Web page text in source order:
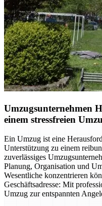
Umzugsunternehmen
einem stressfreien
Ein Umzug ist eine
Unterstützung zu einem
zuverlässiges
Planung, Organisation und
Wesentliche konzentrieren
Geschäftsadresse: Mit
Umzug zur entspannten